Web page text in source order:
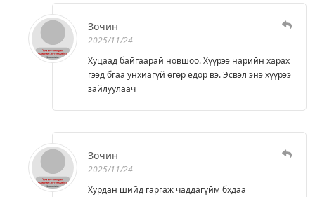
Зочин
2025/11/24
Хуцаад байгаарай новшоо. Хүүрээ нарийн харах
гээд бгаа унхиагүй өгөр ёдор вэ. Эсвэл энэ хүүрээ
зайлуулаач
Зочин
2025/11/24
Хурдан шийд гаргаж чаддагүйм бхдаа